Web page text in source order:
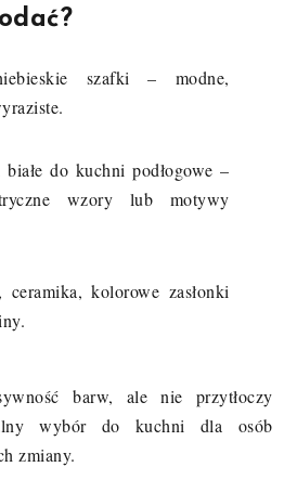
szafki – modne,
do kuchni podłogowe –
wzory lub motywy
ceramika, kolorowe zasłonki
barw, ale nie przytłoczy
wybór do kuchni dla osób
zmiany.